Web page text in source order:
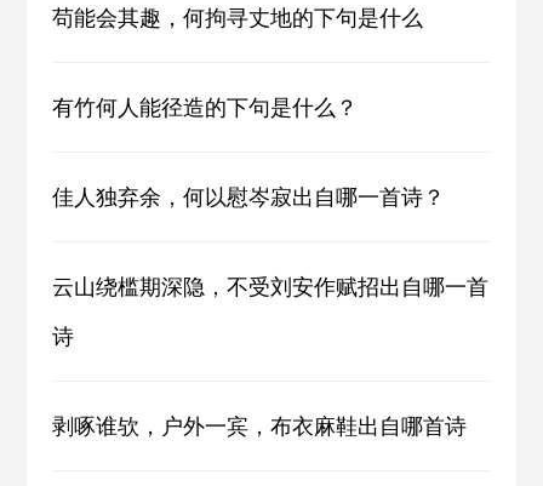
苟能会其趣，何拘寻丈地的下句是什么
有竹何人能径造的下句是什么？
佳人独弃余，何以慰岑寂出自哪一首诗？
云山绕槛期深隐，不受刘安作赋招出自哪一首
诗
剥啄谁欤，户外一宾，布衣麻鞋出自哪首诗